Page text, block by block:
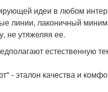
идеи в любом
линии, лаконичный
не утяжеляя ее.
естественную
- эталон качества и